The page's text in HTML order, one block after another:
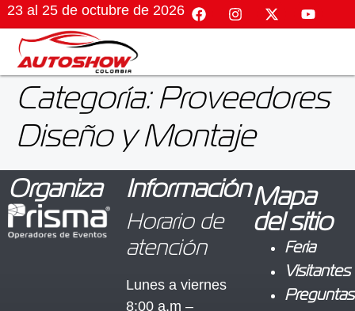
23 al 25 de octubre de 2026
Categoría: Proveedores
Diseño y Montaje
Mapa
del sitio
Feria
Visitantes
Preguntas
Información
Horario de
atención
Lunes a viernes
8:00 a.m –
Organiza